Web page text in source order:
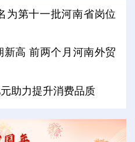
为第十一批河南省岗位
高 前两个月河南外贸
助力提升消费品质